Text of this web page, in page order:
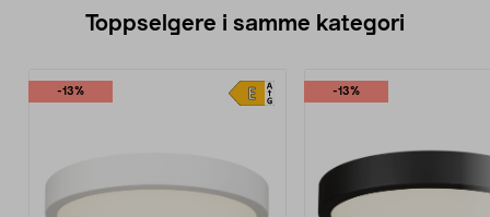
Toppselgere i samme kategori
-13% -13%